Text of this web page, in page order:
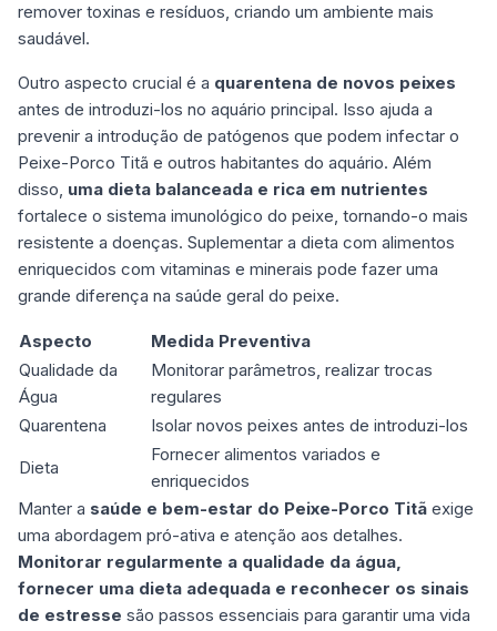
remover toxinas e resíduos, criando um ambiente mais
saudável.
Outro aspecto crucial é a quarentena de novos peixes
antes de introduzi-los no aquário principal. Isso ajuda a
prevenir a introdução de patógenos que podem infectar o
Peixe-Porco Titã e outros habitantes do aquário. Além
disso, uma dieta balanceada e rica em nutrientes
fortalece o sistema imunológico do peixe, tornando-o mais
resistente a doenças. Suplementar a dieta com alimentos
enriquecidos com vitaminas e minerais pode fazer uma
grande diferença na saúde geral do peixe.
Aspecto
Medida Preventiva
Qualidade da
Água
Monitorar parâmetros, realizar trocas
regulares
Quarentena
Isolar novos peixes antes de introduzi-los
Dieta
Fornecer alimentos variados e
enriquecidos
Manter a saúde e bem-estar do Peixe-Porco Titã exige
uma abordagem pró-ativa e atenção aos detalhes.
Monitorar regularmente a qualidade da água,
fornecer uma dieta adequada e reconhecer os sinais
de estresse são passos essenciais para garantir uma vida